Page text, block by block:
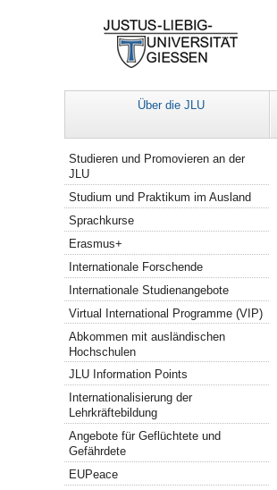
Über die JLU
Navigation
Studieren und Promovieren an der
JLU
Studium und Praktikum im Ausland
Sprachkurse
Erasmus+
Internationale Forschende
Internationale Studienangebote
Virtual International Programme (VIP)
Abkommen mit ausländischen
Hochschulen
JLU Information Points
Internationalisierung der
Lehrkräftebildung
Angebote für Geflüchtete und
Gefährdete
EUPeace